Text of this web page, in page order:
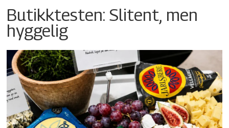
Butikktesten: Slitent, men
hyggelig